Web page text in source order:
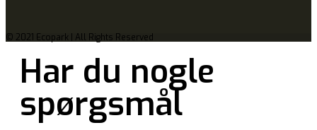
© 2021 Ecopark | All Rights Reserved
Har du nogle
spørgsmål